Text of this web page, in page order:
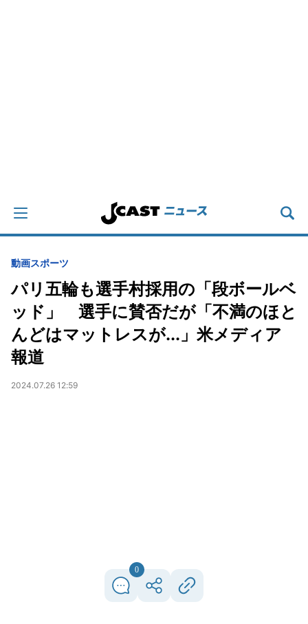
動画スポーツ
パリ五輪も選手村採用の「段ボールベ
ッド」 選手に賛否だが「不満のほと
んどはマットレスが...」米メディア
報道
2024.07.26 12:59
0